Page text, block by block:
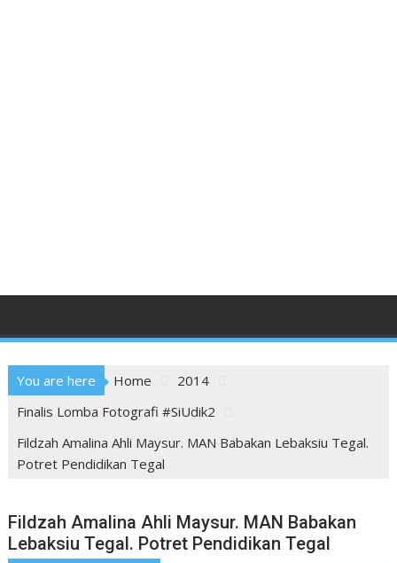
You are here Home
2014
Finalis Lomba Fotografi #SiUdik2
Fildzah Amalina Ahli Maysur. MAN Babakan Lebaksiu Tegal.
Potret Pendidikan Tegal
Fildzah Amalina Ahli Maysur. MAN Babakan
Lebaksiu Tegal. Potret Pendidikan Tegal